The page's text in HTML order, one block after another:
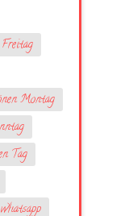
Montag
Tag